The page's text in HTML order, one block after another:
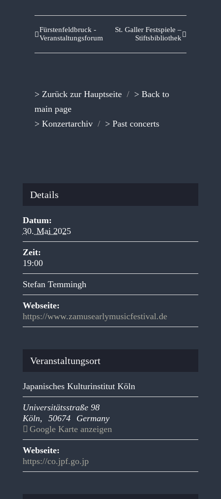
Fürstenfeldbruck -
Veranstaltungsforum
St. Galler Festspiele –
Stiftsbibliothek
> Zurück zur Hauptseite / > Back to
main page
> Konzertarchiv / > Past concerts
Details
Datum:
30. Mai 2025
Zeit:
19:00
Stefan Temmingh
Webseite:
https://www.zamusearlymusicfestival.de
Veranstaltungsort
Japanisches Kulturinstitut Köln
Universitätsstraße 98
Köln, 50674
Germany
Google Karte anzeigen
Webseite:
https://co.jpf.go.jp